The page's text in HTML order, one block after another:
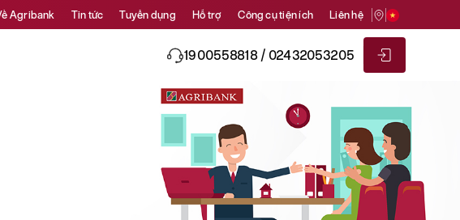
Agribank Tin tức Tuyển dụng Hỗ trợ Công cụ tiện ích Liên hệ
1900558818 / 02432053205